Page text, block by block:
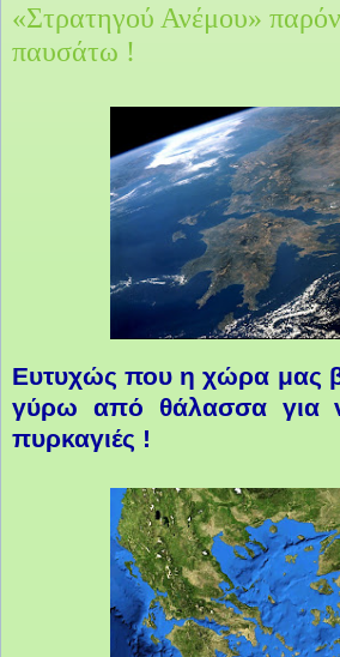
«Στρατηγού Ανέμου»
παυσάτω !
Ευτυχώς που η χώρα μας
γύρω από θάλασσα για
πυρκαγιές !